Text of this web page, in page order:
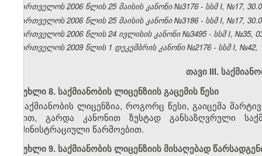
საქართველოს 2006 წლის 25 მაისის კანონი №3176 - სსმ I, №17,
საქართველოს 2006 წლის 25 მაისის კანონი №3186 - სსმ I, №17,
საქართველოს 2006 წლის 24 ივლისის კანონი №3495 - სსმ I, №35,
საქართველოს 2009 წლის 1 დეკემბრის კანონი №2176 - სსმ I, №42,
თავი III.
მუხლი 8. საქმიანობის ლიცენზიის გაცემის წესი
საქმიანობის ლიცენზია, როგორც წესი, გაიცემა
წესით, გარდა კანონით ზუსტად განსაზღვრული
ადმინისტრაციული წარმოებით.
მუხლი 9. საქმიანობის ლიცენზიის მისაღებად